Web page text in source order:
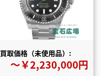
買取価格（未使用品）:
〜￥2,230,000円